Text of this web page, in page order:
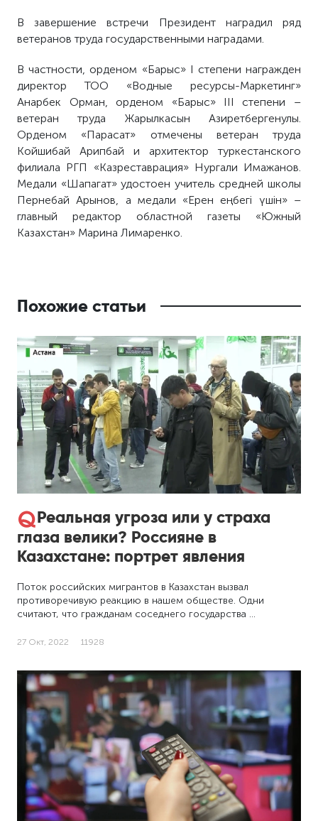
В завершение встречи Президент наградил ряд
ветеранов труда государственными наградами.
В частности, орденом «Барыс» I степени награжден
директор ТОО «Водные ресурсы-Маркетинг»
Анарбек Орман, орденом «Барыс» III степени –
ветеран труда Жарылкасын Азиретбергенулы.
Орденом «Парасат» отмечены ветеран труда
Койшибай Арипбай и архитектор туркестанского
филиала РГП «Казреставрация» Нургали Имажанов.
Медали «Шапагат» удостоен учитель средней школы
Пернебай Арынов, а медали «Ерен еңбегі үшін» –
главный редактор областной газеты «Южный
Казахстан» Марина Лимаренко.
Похожие статьи
Реальная угроза или у страха
глаза велики? Россияне в
Казахстане: портрет явления
Поток российских мигрантов в Казахстан вызвал
противоречивую реакцию в нашем обществе. Одни
считают, что гражданам соседнего государства …
27 Окт, 2022 11928